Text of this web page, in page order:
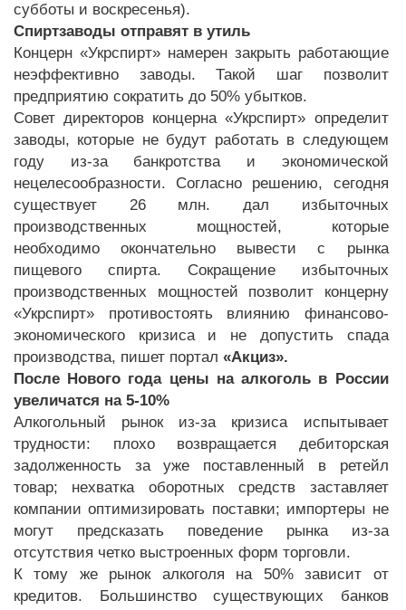
субботы и воскресенья).
Спиртзаводы отправят в утиль
Концерн «Укрспирт» намерен закрыть работающие
неэффективно заводы. Такой шаг позволит
предприятию сократить до 50% убытков.
Совет директоров концерна «Укрспирт» определит
заводы, которые не будут работать в следующем
году из-за банкротства и экономической
нецелесообразности. Согласно решению, сегодня
существует 26 млн. дал избыточных
производственных мощностей, которые
необходимо окончательно вывести с рынка
пищевого спирта. Сокращение избыточных
производственных мощностей позволит концерну
«Укрспирт» противостоять влиянию финансово-
экономического кризиса и не допустить спада
производства, пишет портал «Акциз».
После Нового года цены на алкоголь в России
увеличатся на 5-10%
Алкогольный рынок из-за кризиса испытывает
трудности: плохо возвращается дебиторская
задолженность за уже поставленный в ретейл
товар; нехватка оборотных средств заставляет
компании оптимизировать поставки; импортеры не
могут предсказать поведение рынка из-за
отсутствия четко выстроенных форм торговли.
К тому же рынок алкоголя на 50% зависит от
кредитов. Большинство существующих банков